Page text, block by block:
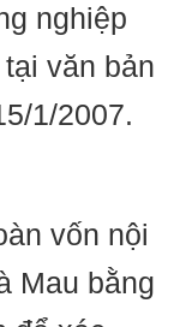
nghiệp
văn bản
1/2007.
vốn nội
Mau bằng